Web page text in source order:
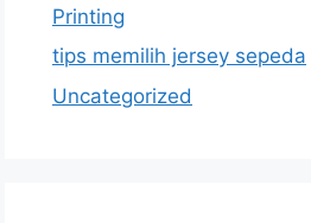
Printing
tips memilih jersey sepeda
Uncategorized